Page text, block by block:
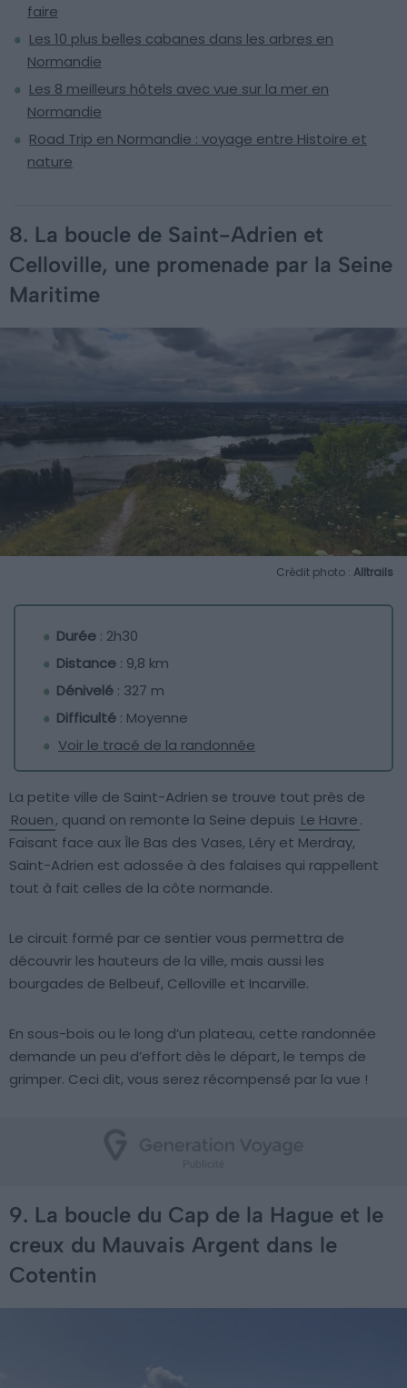
faire
Les 10 plus belles cabanes dans les arbres en
Normandie
Les 8 meilleurs hôtels avec vue sur la mer en
Normandie
Road Trip en Normandie : voyage entre Histoire et
nature
8. La boucle de Saint-Adrien et
Celloville, une promenade par la Seine
Maritime
Crédit photo : Alltrails
Durée : 2h30
Distance : 9,8 km
Dénivelé : 327 m
Difficulté : Moyenne
Voir le tracé de la randonnée
La petite ville de Saint-Adrien se trouve tout près de
Rouen, quand on remonte la Seine depuis Le Havre.
Faisant face aux Île Bas des Vases, Léry et Merdray,
Saint-Adrien est adossée à des falaises qui rappellent
tout à fait celles de la côte normande.
Le circuit formé par ce sentier vous permettra de
découvrir les hauteurs de la ville, mais aussi les
bourgades de Belbeuf, Celloville et Incarville.
En sous-bois ou le long d’un plateau, cette randonnée
demande un peu d’effort dès le départ, le temps de
grimper. Ceci dit, vous serez récompensé par la vue !
9. La boucle du Cap de la Hague et le
creux du Mauvais Argent dans le
Cotentin